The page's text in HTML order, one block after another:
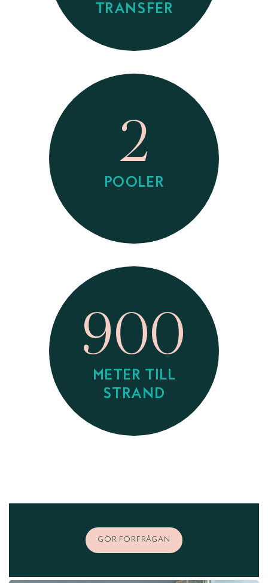
TRANSFER
2
POOLER
900
METER TILL
STRAND
GÖR FÖRFRÅGAN